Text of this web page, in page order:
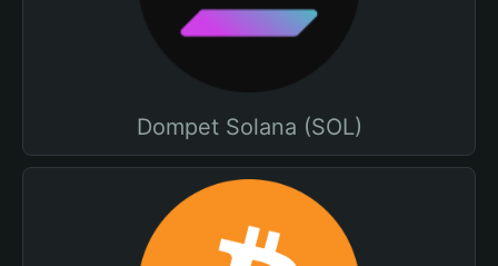
Dompet Solana (SOL)